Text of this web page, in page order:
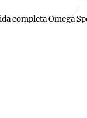
completa Omega